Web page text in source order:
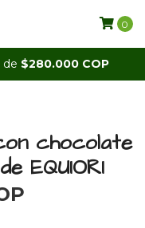
de $280.000 COP
0
chocolate
EQUIORI